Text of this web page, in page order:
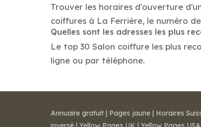
Trouver les horaires d'ouverture
coiffures à La Ferrière, le numéro
Quelles sont les adresses les plus
Le top 30 Salon coiffure les plus
ligne ou par téléphone.
Annuaire gratuit | Pages jaune | Horaires